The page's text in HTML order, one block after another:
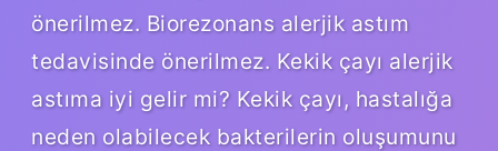
önerilmez. Biorezonans alerjik astım
tedavisinde önerilmez. Kekik çayı alerjik
astıma iyi gelir mi? Kekik çayı, hastalığa
neden olabilecek bakterilerin oluşumunu